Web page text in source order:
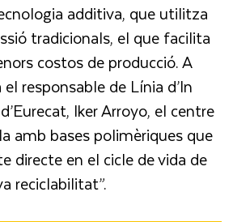
additiva, que utilitza
tradicionals, el que facilita
costos de producció. A
responsable de Línia d’In
Iker Arroyo, el centre
amb bases polimèriques que
directe en el cicle de vida de
reciclabilitat”.